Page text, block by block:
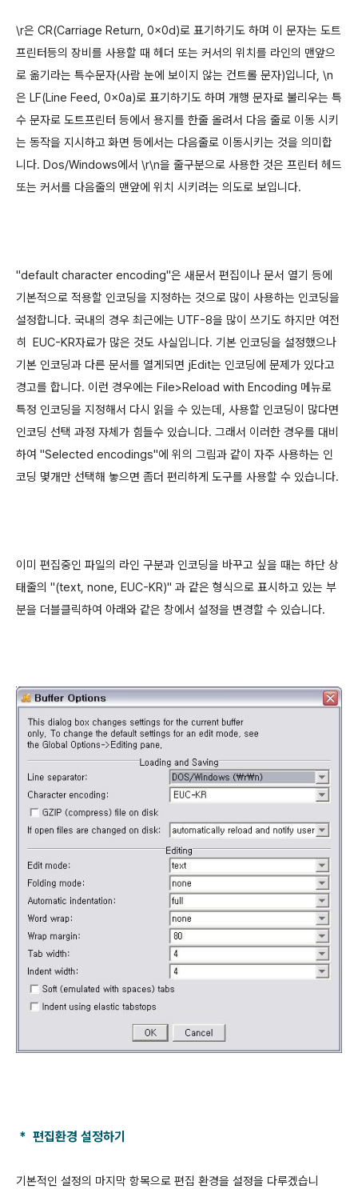
\r은 CR(Carriage Return, 0x0d)로 표기하기도 하며 이 문자는 도트
프린터등의 장비를 사용할 때 헤더 또는 커서의 위치를 라인의 맨앞으
로 옮기라는 특수문자(사람 눈에 보이지 않는 컨트롤 문자)입니다, \n
은 LF(Line Feed, 0x0a)로 표기하기도 하며 개행 문자로 불리우는 특
수 문자로 도트프린터 등에서 용지를 한줄 올려서 다음 줄로 이동 시키
는 동작을 지시하고 화면 등에서는 다음줄로 이동시키는 것을 의미합
니다. Dos/Windows에서 \r\n을 줄구분으로 사용한 것은 프린터 헤드
또는 커서를 다음줄의 맨앞에 위치 시키려는 의도로 보입니다.
"default character encoding"은 새문서 편집이나 문서 열기 등에
기본적으로 적용할 인코딩을 지정하는 것으로 많이 사용하는 인코딩을
설정합니다. 국내의 경우 최근에는 UTF-8을 많이 쓰기도 하지만 여전
히 EUC-KR자료가 많은 것도 사실입니다. 기본 인코딩을 설정했으나
기본 인코딩과 다른 문서를 열게되면 jEdit는 인코딩에 문제가 있다고
경고를 합니다. 이런 경우에는 File>Reload with Encoding 메뉴로
특정 인코딩을 지정해서 다시 읽을 수 있는데, 사용할 인코딩이 많다면
인코딩 선택 과정 자체가 힘들수 있습니다. 그래서 이러한 경우를 대비
하여 "Selected encodings"에 위의 그림과 같이 자주 사용하는 인
코딩 몇개만 선택해 놓으면 좀더 편리하게 도구를 사용할 수 있습니다.
이미 편집중인 파일의 라인 구분과 인코딩을 바꾸고 싶을 때는 하단 상
태줄의 "(text, none, EUC-KR)" 과 같은 형식으로 표시하고 있는 부
분을 더블클릭하여 아래와 같은 창에서 설정을 변경할 수 있습니다.
* 편집환경 설정하기
기본적인 설정의 마지막 항목으로 편집 환경을 설정을 다루겠습니